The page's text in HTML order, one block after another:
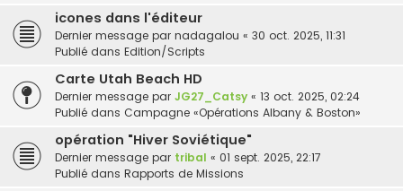
icones dans l'éditeur
Dernier message par nadagalou « 30 oct. 2025, 11:31
Publié dans Edition/Scripts
Carte Utah Beach HD
Dernier message par JG27_Catsy « 13 oct. 2025, 02:24
Publié dans Campagne «Opérations Albany & Boston»
opération "Hiver Soviétique"
Dernier message par tribal « 01 sept. 2025, 22:17
Publié dans Rapports de Missions